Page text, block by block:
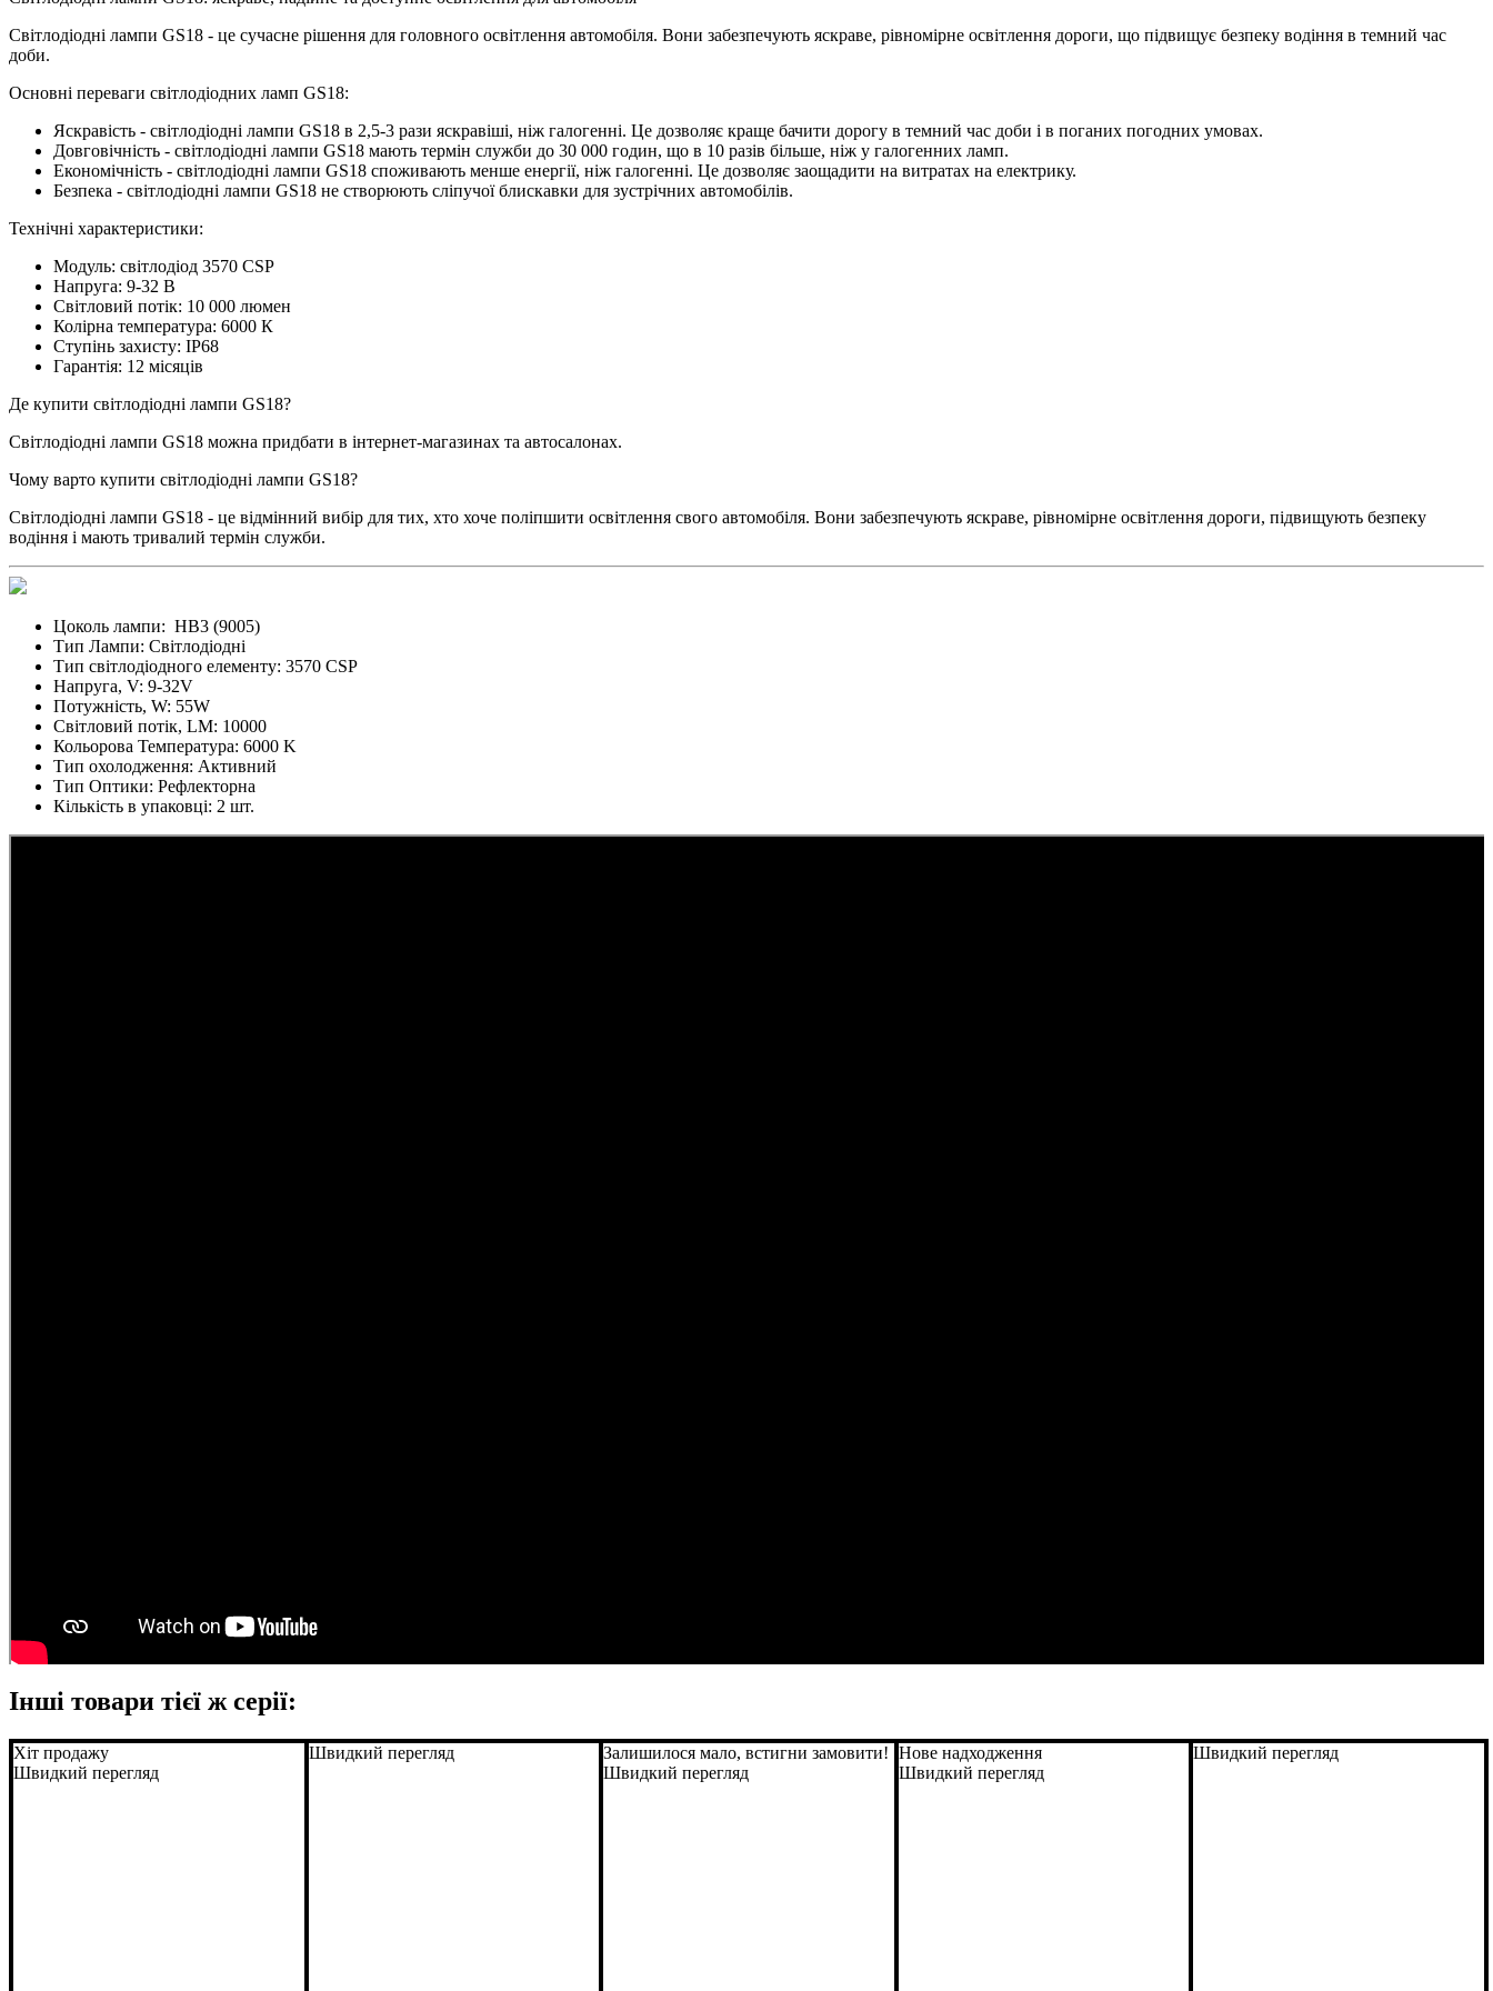
Світлодіодні лампи GS18 - це сучасне рішення для головного освітлення автомобіля. Вони забезпечують яскраве, рівномірне освітлення дороги, що підвищує безпеку водіння в темний час
доби.
Основні переваги світлодіодних ламп GS18:
Яскравість - світлодіодні лампи GS18 в 2,5-3 рази яскравіші, ніж галогенні. Це дозволяє краще бачити дорогу в темний час доби і в поганих погодних умовах.
Довговічність - світлодіодні лампи GS18 мають термін служби до 30 000 годин, що в 10 разів більше, ніж у галогенних ламп.
Економічність - світлодіодні лампи GS18 споживають менше енергії, ніж галогенні. Це дозволяє заощадити на витратах на електрику.
Безпека - світлодіодні лампи GS18 не створюють сліпучої блискавки для зустрічних автомобілів.
Технічні характеристики:
Модуль: світлодіод 3570 CSP
Напруга: 9-32 В
Світловий потік: 10 000 люмен
Колірна температура: 6000 К
Ступінь захисту: IP68
Гарантія: 12 місяців
Де купити світлодіодні лампи GS18?
Світлодіодні лампи GS18 можна придбати в інтернет-магазинах та автосалонах.
Чому варто купити світлодіодні лампи GS18?
Світлодіодні лампи GS18 - це відмінний вибір для тих, хто хоче поліпшити освітлення свого автомобіля. Вони забезпечують яскраве, рівномірне освітлення дороги, підвищують безпеку
водіння і мають тривалий термін служби.
Цоколь лампи: HB3 (9005)
Тип Лампи: Світлодіодні
Тип світлодіодного елементу: 3570 CSP
Напруга, V: 9-32V
Потужність, W: 55W
Світловий потік, LM: 10000
Кольорова Температура: 6000 K
Тип охолодження: Активний
Тип Оптики: Рефлекторна
Кількість в упаковці: 2 шт.
Інші товари тієї ж серії:
Хіт продажу
Швидкий перегляд
Швидкий перегляд
Залишилося мало, встигни замовити!
Швидкий перегляд
Нове надходження
Швидкий перегляд
Швидкий перегляд